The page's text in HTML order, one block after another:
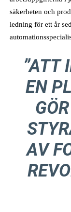
säkerheten och
ledning för ett år
”ATT
EN
AV